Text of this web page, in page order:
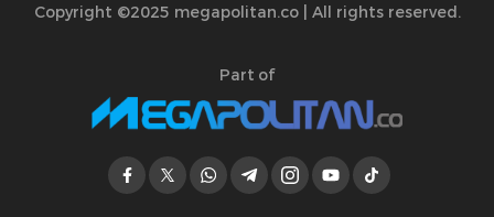
Copyright ©2025 megapolitan.co | All rights reserved.
Part of